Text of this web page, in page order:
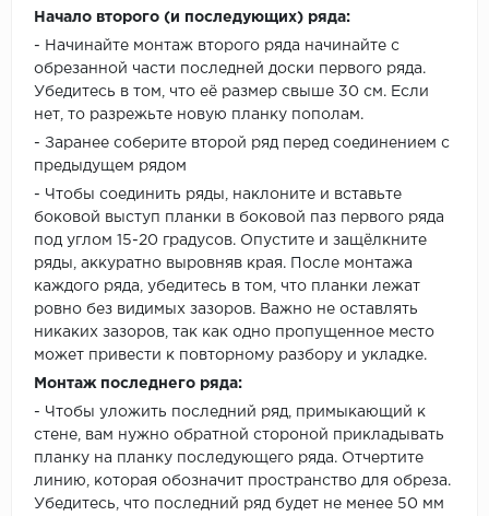
Начало второго (и последующих) ряда:
- Начинайте монтаж второго ряда начинайте с
обрезанной части последней доски первого ряда.
Убедитесь в том, что её размер свыше 30 см. Если
нет, то разрежьте новую планку пополам.
- Заранее соберите второй ряд перед соединением с
предыдущем рядом
- Чтобы соединить ряды, наклоните и вставьте
боковой выступ планки в боковой паз первого ряда
под углом 15-20 градусов. Опустите и защёлкните
ряды, аккуратно выровняв края. После монтажа
каждого ряда, убедитесь в том, что планки лежат
ровно без видимых зазоров. Важно не оставлять
никаких зазоров, так как одно пропущенное место
может привести к повторному разбору и укладке.
Монтаж последнего ряда:
- Чтобы уложить последний ряд, примыкающий к
стене, вам нужно обратной стороной прикладывать
планку на планку последующего ряда. Отчертите
линию, которая обозначит пространство для обреза.
Убедитесь, что последний ряд будет не менее 50 мм